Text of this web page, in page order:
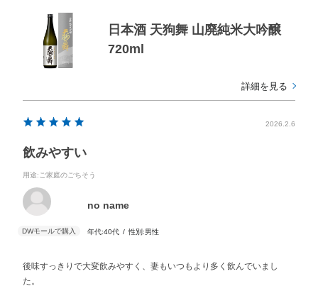
日本酒 天狗舞 山廃純米大吟醸
720ml
詳細を見る
2026.2.6
飲みやすい
用途:ご家庭のごちそう
no name
年代:40代 性別:男性
後味すっきりで大変飲みやすく、妻もいつもより多く飲んでいまし
た。